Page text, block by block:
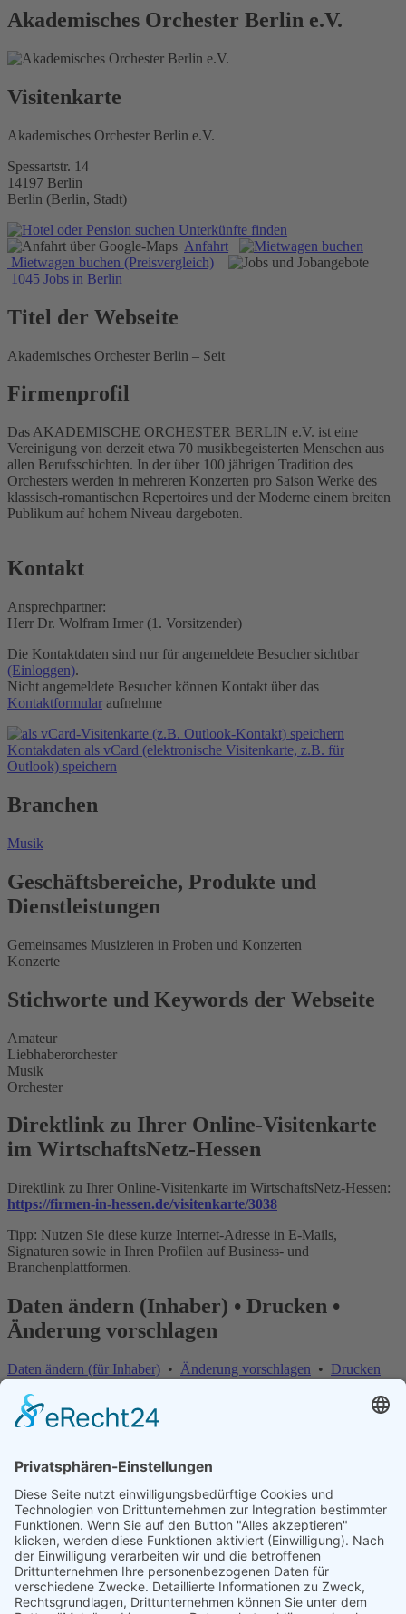
Akademisches Orchester Berlin e.V.
Visitenkarte
Akademisches Orchester Berlin e.V.
Spessartstr. 14
14197 Berlin
Berlin (Berlin, Stadt)
Unterkünfte finden
Anfahrt
Mietwagen buchen (Preisvergleich)
1045 Jobs in Berlin
Titel der Webseite
Akademisches Orchester Berlin – Seit
Firmenprofil
Das AKADEMISCHE ORCHESTER BERLIN e.V. ist eine
Vereinigung von derzeit etwa 70 musikbegeisterten Menschen aus
allen Berufsschichten. In der über 100 jährigen Tradition des
Orchesters werden in mehreren Konzerten pro Saison Werke des
klassisch-romantischen Repertoires und der Moderne einem breiten
Publikum auf hohem Niveau dargeboten.
Kontakt
Ansprechpartner:
Herr Dr. Wolfram Irmer (1. Vorsitzender)
Die Kontaktdaten sind nur für angemeldete Besucher sichtbar
(Einloggen).
Nicht angemeldete Besucher können Kontakt über das
Kontaktformular aufnehme
Kontakdaten als vCard (elektronische Visitenkarte, z.B. für
Outlook) speichern
Branchen
Musik
Geschäftsbereiche, Produkte und
Dienstleistungen
Gemeinsames Musizieren in Proben und Konzerten
Konzerte
Stichworte und Keywords der Webseite
Amateur
Liebhaberorchester
Musik
Orchester
Direktlink zu Ihrer Online-Visitenkarte
im WirtschaftsNetz-Hessen
Direktlink zu Ihrer Online-Visitenkarte im WirtschaftsNetz-Hessen:
https://firmen-in-hessen.de/visitenkarte/3038
Tipp: Nutzen Sie diese kurze Internet-Adresse in E-Mails,
Signaturen sowie in Ihren Profilen auf Business- und
Branchenplattformen.
Daten ändern (Inhaber) • Drucken •
Änderung vorschlagen
Daten ändern (für Inhaber) • Änderung vorschlagen • Drucken
Änderung vorschlagen | Fehler melden
Bitte teilen Sie uns mit, welche Informationen fehlerhaft oder
veraltet sind:
Internet-Adresse fehlt oder ist falsch
E-Mail-Adresse fehlt oder ist falsch
Telefonnummer, Faxnummer oder Anschrift ist falsch
Firma existiert nicht mehr
Firmenname ist falsch